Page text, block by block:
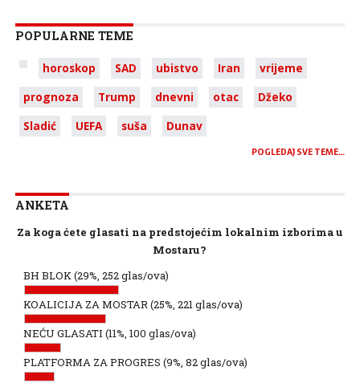
POPULARNE TEME
horoskop SAD ubistvo Iran
vrijeme
prognoza
Trump dnevni otac
Džeko
Sladić
UEFA suša Dunav
POGLEDAJ SVE TEME…
ANKETA
Za koga ćete glasati na predstojećim lokalnim izborima u
Mostaru?
BH BLOK(29%, 252 glas/ova)
KOALICIJA ZA MOSTAR(25%, 221 glas/ova)
NEĆU GLASATI (11%, 100 glas/ova)
PLATFORMA ZA PROGRES (9%, 82 glas/ova)